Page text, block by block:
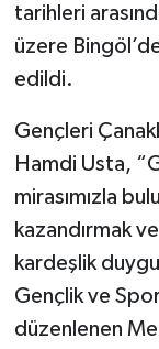
tarihleri
üzere
edildi.
Gençleri
Hamdi Usta,
mirasımızla
kazandırmak
kardeşlik
Gençlik ve
düzenlenen
YEDİSU